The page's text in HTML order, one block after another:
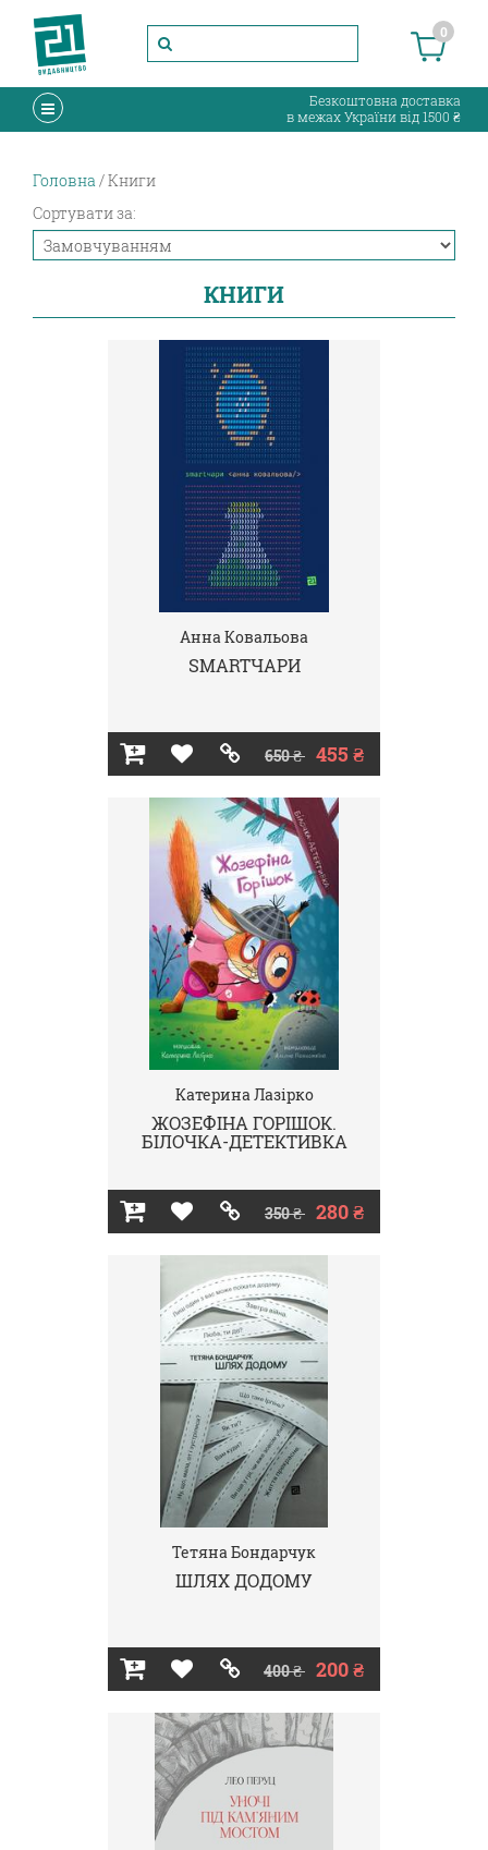
0
Безкоштовна доставка
в межах України від 1500 ₴
Головна Книги
Сортувати за:
КНИГИ
Анна Ковальова
SMARTЧАРИ
650 ₴ 455 ₴
Катерина Лазірко
ЖОЗЕФІНА ГОРІШОК.
БІЛОЧКА-ДЕТЕКТИВКА
350 ₴ 280 ₴
Тетяна Бондарчук
ШЛЯХ ДОДОМУ
400 ₴ 200 ₴